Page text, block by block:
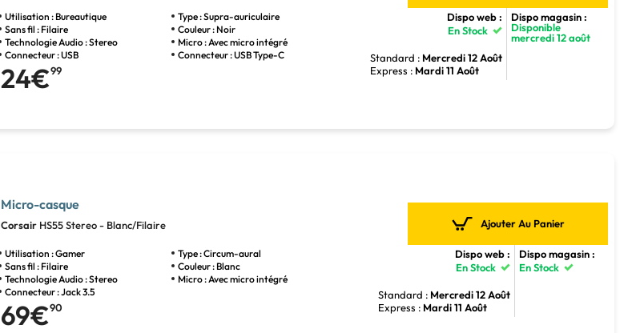
Utilisation : Bureautique
Type : Supra-auriculaire
Sans fil : Filaire
Couleur : Noir
Technologie Audio : Stereo
Micro : Avec micro intégré
Connecteur : USB
Connecteur : USB Type-C
24€99
Dispo web :
En Stock
Standard : Mercredi 12 Août
Express : Mardi 11 Août
Dispo magasin :
Disponible
mercredi 12 août
Micro-casque
Corsair HS55 Stereo - Blanc/Filaire
Utilisation : Gamer
Type : Circum-aural
Sans fil : Filaire
Couleur : Blanc
Technologie Audio : Stereo
Micro : Avec micro intégré
Connecteur : Jack 3.5
69€90
Ajouter Au Panier
Dispo web :
En Stock
Standard : Mercredi 12 Août
Express : Mardi 11 Août
Dispo magasin :
En Stock